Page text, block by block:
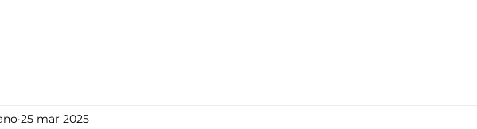
25 mar 2025